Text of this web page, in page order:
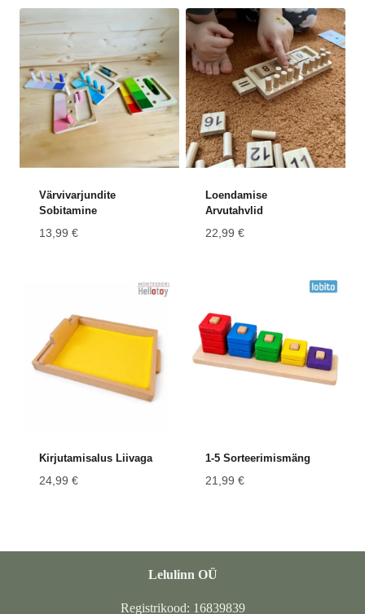
Värvivarjundite
Sobitamine
13,99 €
Loendamise
Arvutahvlid
22,99 €
Kirjutamisalus Liivaga
24,99 €
1-5 Sorteerimismäng
21,99 €
Lelulinn OÜ
Registrikood: 16839839